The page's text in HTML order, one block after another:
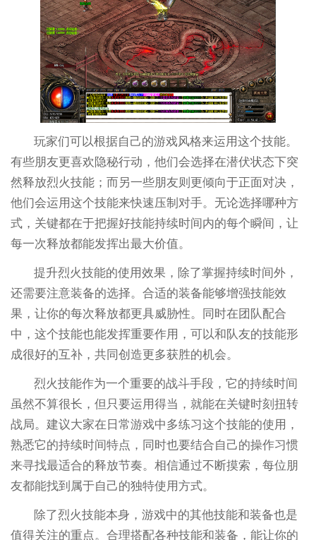
玩家们可以根据自己的游戏风格来运用这个技能。
有些朋友更喜欢隐秘行动，他们会选择在潜伏状态下突
然释放烈火技能；而另一些朋友则更倾向于正面对决，
他们会运用这个技能来快速压制对手。无论选择哪种方
式，关键都在于把握好技能持续时间内的每个瞬间，让
每一次释放都能发挥出最大价值。
提升烈火技能的使用效果，除了掌握持续时间外，
还需要注意装备的选择。合适的装备能够增强技能效
果，让你的每次释放都更具威胁性。同时在团队配合
中，这个技能也能发挥重要作用，可以和队友的技能形
成很好的互补，共同创造更多获胜的机会。
烈火技能作为一个重要的战斗手段，它的持续时间
虽然不算很长，但只要运用得当，就能在关键时刻扭转
战局。建议大家在日常游戏中多练习这个技能的使用，
熟悉它的持续时间特点，同时也要结合自己的操作习惯
来寻找最适合的释放节奏。相信通过不断摸索，每位朋
友都能找到属于自己的独特使用方式。
除了烈火技能本身，游戏中的其他技能和装备也是
值得关注的重点。合理搭配各种技能和装备，能让你的